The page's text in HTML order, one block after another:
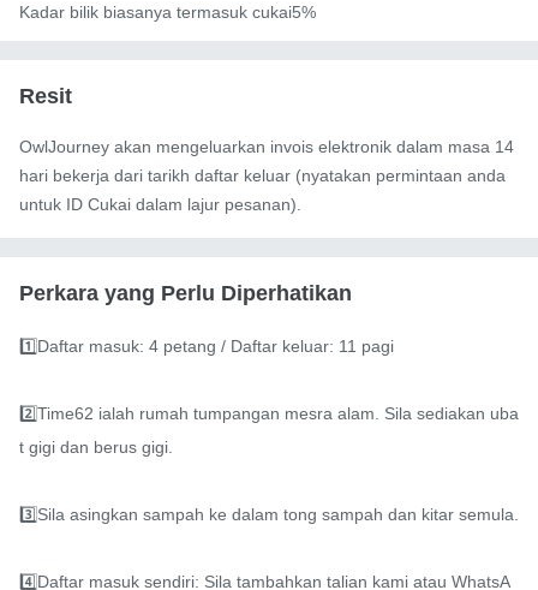
Kadar bilik biasanya termasuk cukai5%
Resit
OwlJourney akan mengeluarkan invois elektronik dalam masa 14
hari bekerja dari tarikh daftar keluar (nyatakan permintaan anda
untuk ID Cukai dalam lajur pesanan).
Perkara yang Perlu Diperhatikan
1️⃣Daftar masuk: 4 petang / Daftar keluar: 11 pagi
2️⃣Time62 ialah rumah tumpangan mesra alam. Sila sediakan uba
t gigi dan berus gigi.
3️⃣Sila asingkan sampah ke dalam tong sampah dan kitar semula.
4️⃣Daftar masuk sendiri: Sila tambahkan talian kami atau WhatsA